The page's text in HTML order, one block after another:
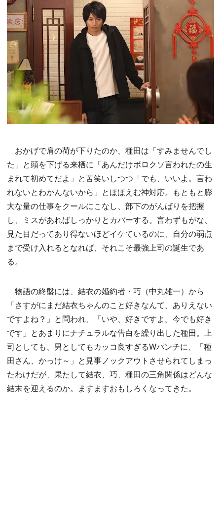
おかげで肩の荷が下りたのか、種田は「すみませんでし
た」と頭を下げる来栖に「あんだけボロクソ言われたの生
まれて初めてだよ」と苦笑いしつつ「でも、いいよ。言わ
れないとわかんないから」とほほえむ神対応。もともと膨
大な量の仕事をクールにこなし、部下のがんばりを把握
し、ミスがあればしっかりとカバーする。言わずもがな、
見た目だってあり得ないほどイケているのに、自分の弱点
まで受け入れるとなれば、それこそ最強上司の誕生であ
る。
物語の終盤には、結衣の婚約者・巧（中丸雄一）から
「さすがにまだ結衣ちゃんのこと好きなんて、ありえない
ですよね？」と問われ、「いや、好きですよ。今でも好き
です」とあまりにナチュラルな告白を繰り出した種田。上
司としても、男としてもカッコ良すぎるWパンチに、「種
田さん、かっけ～」と見事ノックアウトさせられてしまっ
たわけだが、果たして結衣、巧、種田の三角関係はどんな
結末を迎えるのか。ますますおもしろくなってきた。